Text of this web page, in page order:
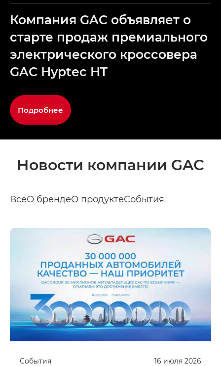
Компания GAC объявляет о
старте продаж премиального
электрического кроссовера
GAC Hyptec HT
Подробнее
Новости компании GAC
ВсеО брендеО продуктеСобытия
16 июля 2026
События